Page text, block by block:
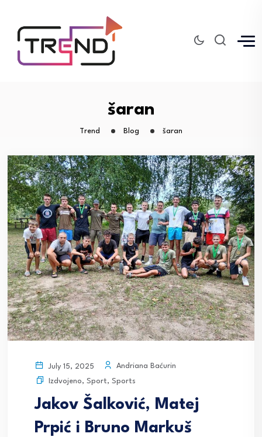
šaran
Trend Blog šaran
July 15, 2025
Andriana Baćurin
Izdvojeno, Sport, Sports
Jakov Šalković, Matej
Prpić i Bruno Markuš